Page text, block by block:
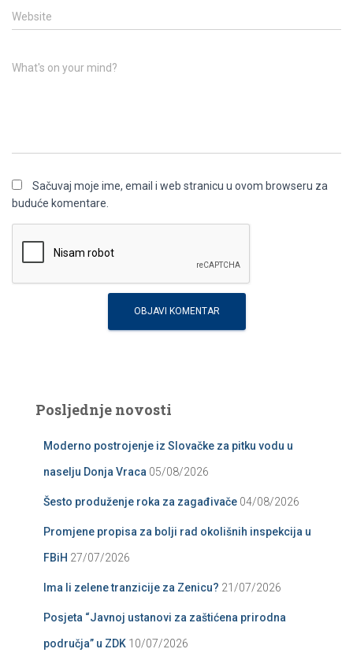
Website
What's on your mind?
Sačuvaj moje ime, email i web stranicu u ovom browseru za
buduće komentare.
Posljednje novosti
Moderno postrojenje iz Slovačke za pitku vodu u
naselju Donja Vraca 05/08/2026
Šesto produženje roka za zagađivače 04/08/2026
Promjene propisa za bolji rad okolišnih inspekcija u
FBiH 27/07/2026
Ima li zelene tranzicije za Zenicu? 21/07/2026
Posjeta “Javnoj ustanovi za zaštićena prirodna
područja” u ZDK 10/07/2026